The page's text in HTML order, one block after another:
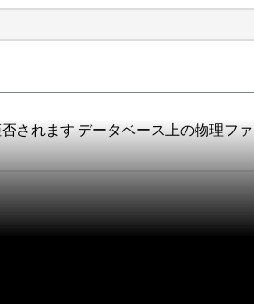
されます データベース上の物理フ